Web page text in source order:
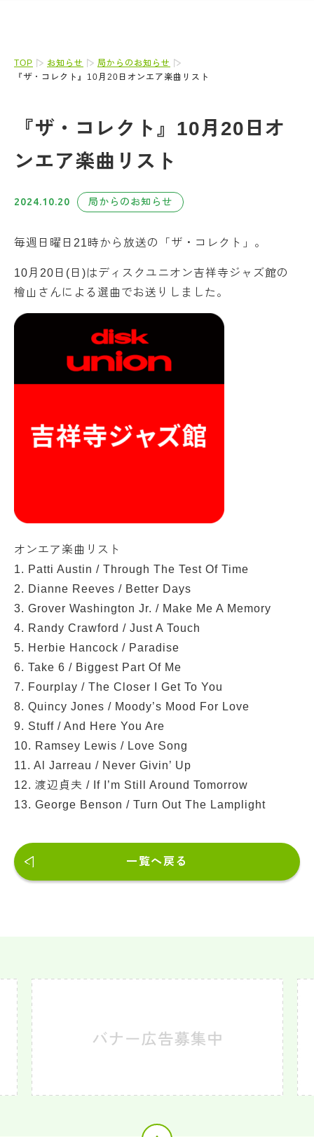
TOP お知らせ
局からのお知らせ
『ザ・コレクト』10月20日オンエア楽曲リスト
『ザ・コレクト』10月20日オ
ンエア楽曲リスト
2024.10.20 局からのお知らせ
毎週日曜日21時から放送の「ザ・コレクト」。
10月20日(日)はディスクユニオン吉祥寺ジャズ館の
檜山さんによる選曲でお送りしました。
オンエア楽曲リスト
1. Patti Austin / Through The Test Of Time
2. Dianne Reeves / Better Days
3. Grover Washington Jr. / Make Me A Memory
4. Randy Crawford / Just A Touch
5. Herbie Hancock / Paradise
6. Take 6 / Biggest Part Of Me
7. Fourplay / The Closer I Get To You
8. Quincy Jones / Moody’s Mood For Love
9. Stuff / And Here You Are
10. Ramsey Lewis / Love Song
11. Al Jarreau / Never Givin’ Up
12. 渡辺貞夫 / If I’m Still Around Tomorrow
13. George Benson / Turn Out The Lamplight
一覧へ戻る